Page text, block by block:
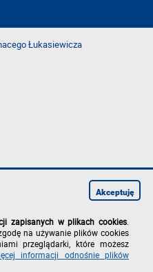
Łukasiewicza
zapisanych w plikach cookies
na używanie plików cookies
przeglądarki, które możesz
informacji odnośnie plików
Akceptuję